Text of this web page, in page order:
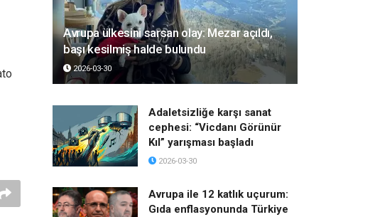
Avrupa ülkesini sarsan olay: Mezar açıldı,
başı kesilmiş halde bulundu
2026-03-30
Adaletsizliğe karşı sanat
cephesi: “Vicdanı Görünür
Kıl” yarışması başladı
2026-03-30
Avrupa ile 12 katlık uçurum:
Gıda enflasyonunda Türkiye